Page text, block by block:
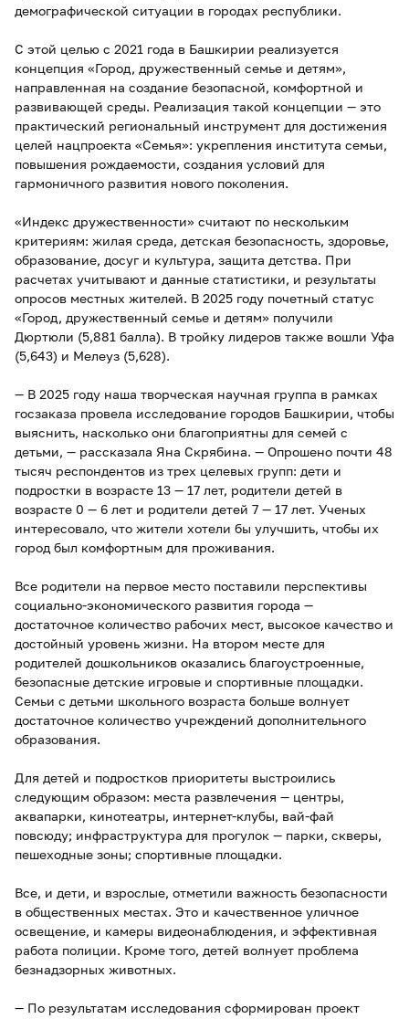
демографической ситуации в городах республики.
С этой целью с 2021 года в Башкирии реализуется
концепция «Город, дружественный семье и детям»,
направленная на создание безопасной, комфортной и
развивающей среды. Реализация такой концепции — это
практический региональный инструмент для достижения
целей нацпроекта «Семья»: укрепления института семьи,
повышения рождаемости, создания условий для
гармоничного развития нового поколения.
«Индекс дружественности» считают по нескольким
критериям: жилая среда, детская безопасность, здоровье,
образование, досуг и культура, защита детства. При
расчетах учитывают и данные статистики, и результаты
опросов местных жителей. В 2025 году почетный статус
«Город, дружественный семье и детям» получили
Дюртюли (5,881 балла). В тройку лидеров также вошли Уфа
(5,643) и Мелеуз (5,628).
— В 2025 году наша творческая научная группа в рамках
госзаказа провела исследование городов Башкирии, чтобы
выяснить, насколько они благоприятны для семей с
детьми, — рассказала Яна Скрябина. — Опрошено почти 48
тысяч респондентов из трех целевых групп: дети и
подростки в возрасте 13 — 17 лет, родители детей в
возрасте 0 — 6 лет и родители детей 7 — 17 лет. Ученых
интересовало, что жители хотели бы улучшить, чтобы их
город был комфортным для проживания.
Все родители на первое место поставили перспективы
социально-экономического развития города —
достаточное количество рабочих мест, высокое качество и
достойный уровень жизни. На втором месте для
родителей дошкольников оказались благоустроенные,
безопасные детские игровые и спортивные площадки.
Семьи с детьми школьного возраста больше волнует
достаточное количество учреждений дополнительного
образования.
Для детей и подростков приоритеты выстроились
следующим образом: места развлечения — центры,
аквапарки, кинотеатры, интернет-клубы, вай-фай
повсюду; инфраструктура для прогулок — парки, скверы,
пешеходные зоны; спортивные площадки.
Все, и дети, и взрослые, отметили важность безопасности
в общественных местах. Это и качественное уличное
освещение, и камеры видеонаблюдения, и эффективная
работа полиции. Кроме того, детей волнует проблема
безнадзорных животных.
— По результатам исследования сформирован проект